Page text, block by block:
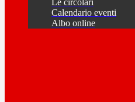
Le circolari
Calendario eventi
Albo online